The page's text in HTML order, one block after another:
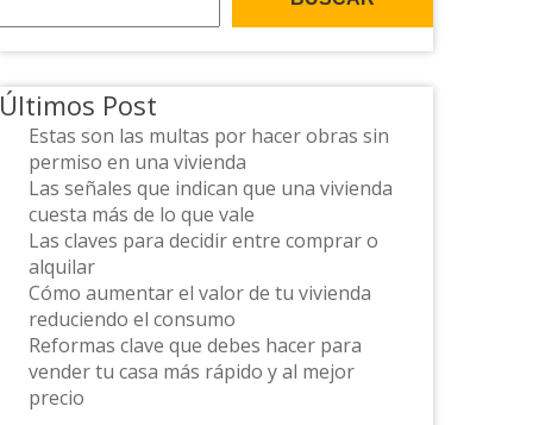
Últimos Post
Estas son las multas por hacer obras sin
permiso en una vivienda
Las señales que indican que una vivienda
cuesta más de lo que vale
Las claves para decidir entre comprar o
alquilar
Cómo aumentar el valor de tu vivienda
reduciendo el consumo
Reformas clave que debes hacer para
vender tu casa más rápido y al mejor
precio